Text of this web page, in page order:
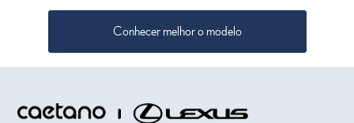
Conhecer melhor o modelo